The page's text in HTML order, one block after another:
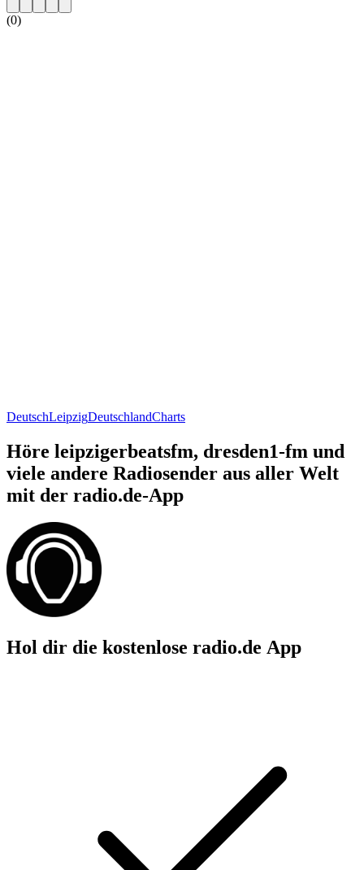
(0)
DeutschLeipzigDeutschlandCharts
Höre leipzigerbeatsfm, dresden1-fm und
viele andere Radiosender aus aller Welt
mit der radio.de-App
Hol dir die kostenlose radio.de App